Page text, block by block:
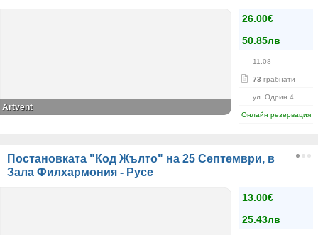
26.00€
50.85лв
11.08
73 грабнати
ул. Одрин 4
Онлайн резервация
Artvent
Постановката "Код Жълто" на 25 Септември, в
Зала Филхармония - Русе
13.00€
25.43лв